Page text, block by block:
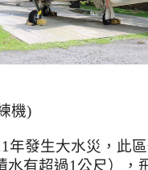
機)
年發生大水災，此
水有超過1公尺），